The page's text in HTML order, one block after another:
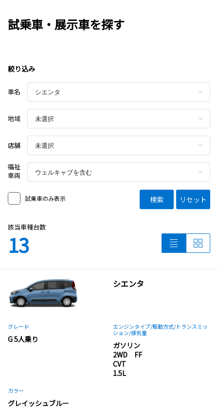
試乗車・展示車を探す
絞り込み
車名
地域
店舗
福祉
車両
試乗車のみ表示 検索 リセット
該当車種台数
13
シエンタ
グレード
G 5人乗り
エンジンタイプ/駆動方式/トランスミッ
ション/排気量
ガソリン
2WD FF
CVT
1.5L
カラー
グレイッシュブルー